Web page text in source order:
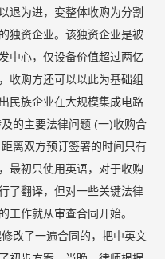
退为进，变整体收购为分割
独资企业。该独资企业是被
中心，仅设备价值超过两亿
收购方还可以以此为基础组
民族企业在大规模集成电路
的主要法律问题 (一)收购合
双方预订签署的时间只有
最初只使用英语，对于收购
了翻译，但对一些关键法律
的工作就从审查合同开始。
改了一遍合同的，把中英文